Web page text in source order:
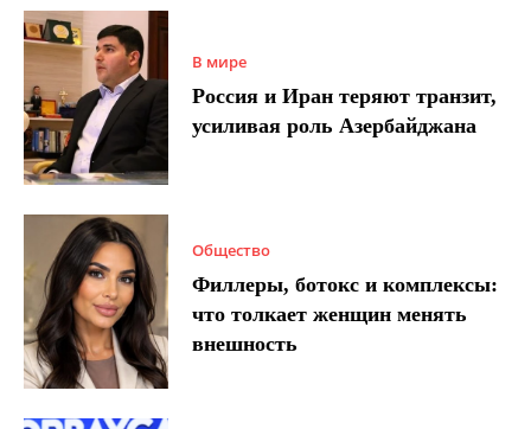
В мире
Россия и Иран теряют транзит,
усиливая роль Азербайджана
Общество
Филлеры, ботокс и комплексы:
что толкает женщин менять
внешность